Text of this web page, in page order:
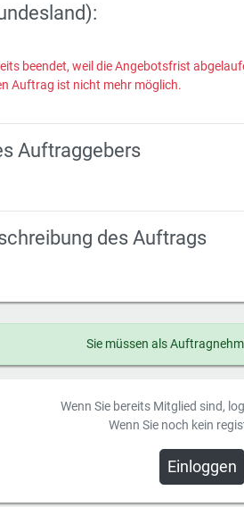
beendet, weil die Angebotsfrist
Auftrag ist nicht mehr möglich.
Auftraggebers
des Auftrags
Sie müssen als
Wenn Sie bereits Mitglied sind,
Wenn Sie noch kein
Einloggen